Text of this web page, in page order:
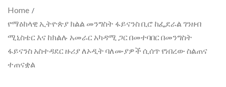
Home
የማዕከላዊ ኢትዮጵያ ክልል መንግስት ፋይናንስ ቢሮ ከፌደራል ገንዘብ
ሚኒስቴር እና ከክልሉ አመራር አካዳሚ ጋር በመተባበር በመንግስት
ፋይናንስ አስተዳደር ዙሪያ ለኦዲት ባለሙያዎች ሲሰጥ የነበረው ስልጠና
ተጠናቋል